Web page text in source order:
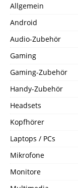
Allgemein
Android
Audio-Zubehör
Gaming
Gaming-Zubehör
Handy-Zubehör
Headsets
Kopfhörer
Laptops / PCs
Mikrofone
Monitore